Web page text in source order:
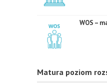
WOS –
Matura poziom